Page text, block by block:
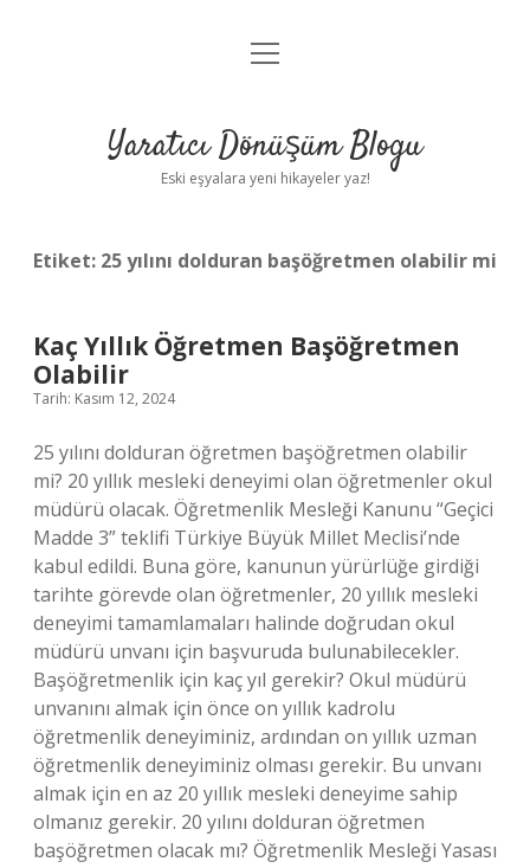
Anasayfa
Yasal Uyarı
menüyü
Yaratıcı Dönüşüm Blogu
Eski eşyalara yeni hikayeler yaz!
Etiket: 25 yılını dolduran başöğretmen olabilir mi
Kaç Yıllık Öğretmen Başöğretmen
Olabilir
Tarih: Kasım 12, 2024
25 yılını dolduran öğretmen başöğretmen olabilir
mi? 20 yıllık mesleki deneyimi olan öğretmenler okul
müdürü olacak. Öğretmenlik Mesleği Kanunu “Geçici
Madde 3” teklifi Türkiye Büyük Millet Meclisi’nde
kabul edildi. Buna göre, kanunun yürürlüğe girdiği
tarihte görevde olan öğretmenler, 20 yıllık mesleki
deneyimi tamamlamaları halinde doğrudan okul
müdürü unvanı için başvuruda bulunabilecekler.
Başöğretmenlik için kaç yıl gerekir? Okul müdürü
unvanını almak için önce on yıllık kadrolu
öğretmenlik deneyiminiz, ardından on yıllık uzman
öğretmenlik deneyiminiz olması gerekir. Bu unvanı
almak için en az 20 yıllık mesleki deneyime sahip
olmanız gerekir. 20 yılını dolduran öğretmen
başöğretmen olacak mı? Öğretmenlik Mesleği Yasası